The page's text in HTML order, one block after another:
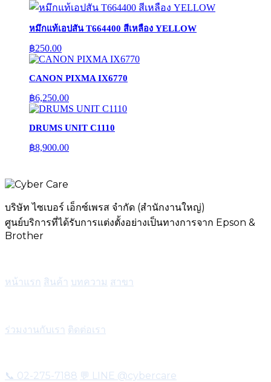
หมึกแท้เอปสัน T664400 สีเหลือง YELLOW
฿250.00
CANON PIXMA IX6770
฿6,250.00
DRUMS UNIT C1110
฿8,900.00
บริษัท ไซเบอร์ เอ็กซ์เพรส จำกัด (สำนักงานใหญ่)
ศูนย์บริการที่ได้รับการแต่งตั้งอย่างเป็นทางการจาก Epson &
Brother
หน้าแรก สินค้า บทความ สาขา
ร่วมงานกับเรา ติดต่อเรา
📞 02-275-7188 💬 LINE @cybercare